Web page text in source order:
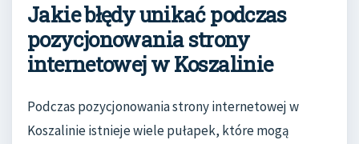
Jakie błędy unikać podczas
pozycjonowania strony
internetowej w Koszalinie
Podczas pozycjonowania strony internetowej w
Koszalinie istnieje wiele pułapek, które mogą